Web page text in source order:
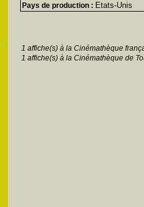
Pays de production : Etats-Unis
1 affiche(s) à la Cinémathèque
1 affiche(s) à la Cinémathèque de